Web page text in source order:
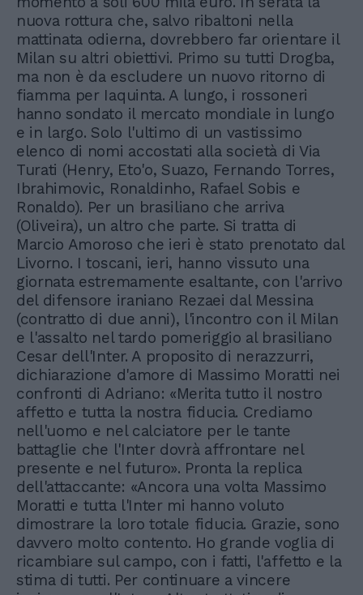
nuova rottura che, salvo ribaltoni nella
mattinata odierna, dovrebbero far orientare il
Milan su altri obiettivi. Primo su tutti Drogba,
ma non è da escludere un nuovo ritorno di
fiamma per Iaquinta. A lungo, i rossoneri
hanno sondato il mercato mondiale in lungo
e in largo. Solo l'ultimo di un vastissimo
elenco di nomi accostati alla società di Via
Turati (Henry, Eto'o, Suazo, Fernando Torres,
Ibrahimovic, Ronaldinho, Rafael Sobis e
Ronaldo). Per un brasiliano che arriva
(Oliveira), un altro che parte. Si tratta di
Marcio Amoroso che ieri è stato prenotato dal
Livorno. I toscani, ieri, hanno vissuto una
giornata estremamente esaltante, con l'arrivo
del difensore iraniano Rezaei dal Messina
(contratto di due anni), l'incontro con il Milan
e l'assalto nel tardo pomeriggio al brasiliano
Cesar dell'Inter. A proposito di nerazzurri,
dichiarazione d'amore di Massimo Moratti nei
confronti di Adriano: «Merita tutto il nostro
affetto e tutta la nostra fiducia. Crediamo
nell'uomo e nel calciatore per le tante
battaglie che l'Inter dovrà affrontare nel
presente e nel futuro». Pronta la replica
dell'attaccante: «Ancora una volta Massimo
Moratti e tutta l'Inter mi hanno voluto
dimostrare la loro totale fiducia. Grazie, sono
davvero molto contento. Ho grande voglia di
ricambiare sul campo, con i fatti, l'affetto e la
stima di tutti. Per continuare a vincere